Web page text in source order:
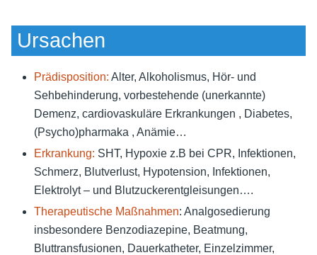
Ursachen
Prädisposition: Alter, Alkoholismus, Hör- und
Sehbehinderung, vorbestehende (unerkannte)
Demenz, cardiovaskuläre Erkrankungen , Diabetes,
(Psycho)pharmaka , Anämie…
Erkrankung: SHT, Hypoxie z.B bei CPR, Infektionen,
Schmerz, Blutverlust, Hypotension, Infektionen,
Elektrolyt – und Blutzuckerentgleisungen….
Therapeutische Maßnahmen: Analgosedierung
insbesondere Benzodiazepine, Beatmung,
Bluttransfusionen, Dauerkatheter, Einzelzimmer,